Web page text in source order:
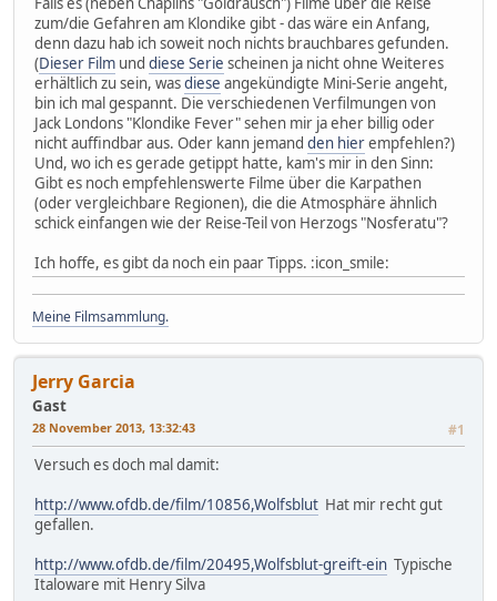
zum/die Gefahren am Klondike gibt - das wäre ein Anfang,
denn dazu hab ich soweit noch nichts brauchbares gefunden.
(Dieser Film und diese Serie scheinen ja nicht ohne Weiteres
erhältlich zu sein, wasdiese angekündigte Mini-Serie angeht,
bin ich mal gespannt. Die verschiedenen Verfilmungen von
Jack Londons "Klondike Fever" sehen mir ja eher billig oder
nicht auffindbar aus. Oder kann jemand den hierempfehlen?)
Und, wo ich es gerade getippt hatte, kam's mir in den Sinn:
Gibt es noch empfehlenswerte Filme über die Karpathen
(oder vergleichbare Regionen), die die Atmosphäre ähnlich
schick einfangen wie der Reise-Teil von Herzogs "Nosferatu"?
Ich hoffe, es gibt da noch ein paar Tipps. :icon_smile:
Meine Filmsammlung.
Jerry Garcia
Gast
28 November 2013, 13:32:43 #1
Versuch es doch mal damit:
http://www.ofdb.de/film/10856,Wolfsblut Hat mir recht gut
gefallen.
http://www.ofdb.de/film/20495,Wolfsblut-greift-ein Typische
Italoware mit Henry Silva